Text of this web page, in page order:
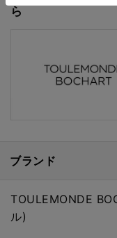
ら
ブランド
TOULEMONDE
ル)